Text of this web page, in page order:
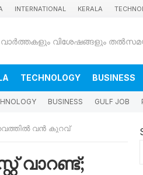
INTERNATIONAL KERALA
TECHNOLOGY BUSINESS
BUSINESS GULF JOB
വന്‍ കുറവ്
വാറണ്ട്;